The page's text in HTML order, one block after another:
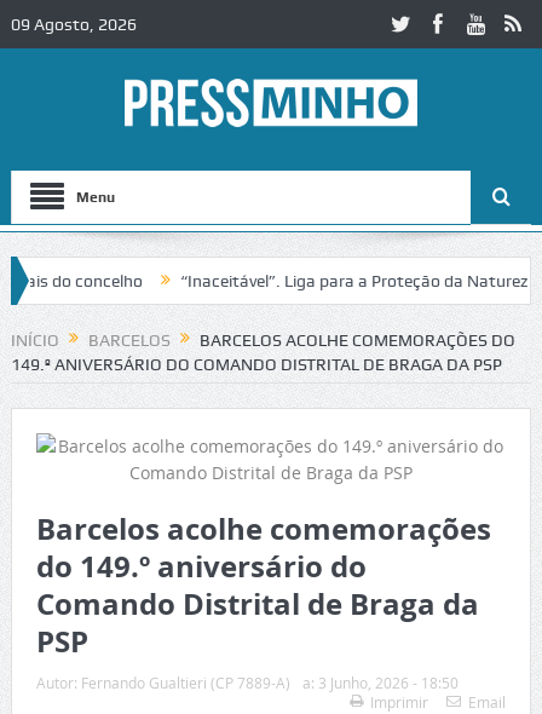
09 Agosto, 2026
Menu
concelho “Inaceitável”. Liga para a Proteção da Natureza
INÍCIO BARCELOS
BARCELOS ACOLHE COMEMORAÇÕES DO
149.º ANIVERSÁRIO DO COMANDO DISTRITAL DE BRAGA DA PSP
Barcelos acolhe comemorações
do 149.º aniversário do
Comando Distrital de Braga da
PSP
Autor: Fernando Gualtieri (CP 7889-A) a: 3 Junho, 2026 - 18:50
Imprimir
Email